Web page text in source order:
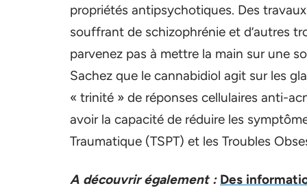
propriétés antipsychotiques. Des
souffrant de schizophrénie et d’autres
parvenez pas à mettre la main sur une
Sachez que le cannabidiol agit sur les
« trinité » de réponses cellulaires anti-
avoir la capacité de réduire les
Traumatique (TSPT) et les Troubles
A découvrir également : Des